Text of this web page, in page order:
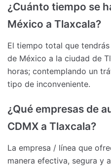
¿Cuánto tiempo se
México a Tlaxcala?
El tiempo total que
de México a la ciudad de
horas; contemplando un
tipo de inconveniente.
¿Qué empresas de
CDMX a Tlaxcala?
La empresa / línea que
manera efectiva, segura y